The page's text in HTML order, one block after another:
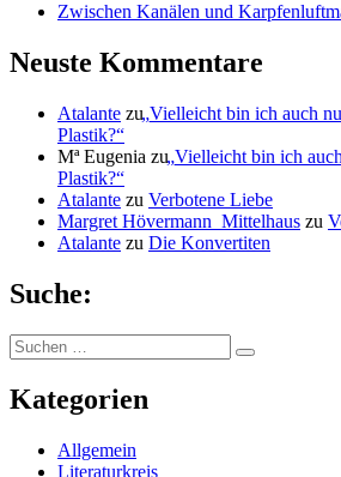
Zwischen Kanälen und
Neuste Kommentare
Atalante zu
„Vielleicht bin ich auch
Plastik?“
Mª Eugenia zu
„Vielleicht bin ich
Plastik?“
Atalante zu Verbotene Liebe
Margret Hövermann_Mittelhaus zu
Atalante zu Die Konvertiten
Suche:
Suchen
nach:
Suchen
Kategorien
Allgemein
Literaturkreis